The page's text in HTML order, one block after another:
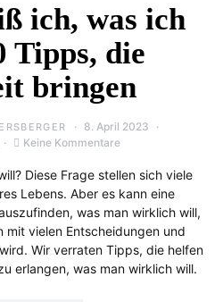
ich, was ich
Tipps, die
bringen
8. April 2023
Keine Kommentare
Diese Frage stellen sich viele
Lebens. Aber es kann eine
was man wirklich will,
mit vielen Entscheidungen und
Wir verraten Tipps, die helfen
erlangen, was man wirklich will.